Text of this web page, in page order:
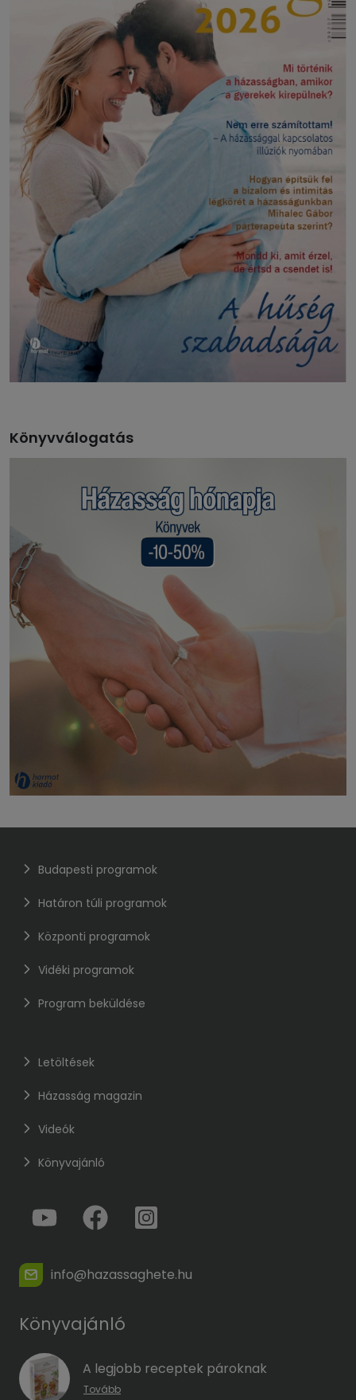
Könyvválogatás
Budapesti programok
Határon túli programok
Központi programok
Vidéki programok
Program beküldése
Letöltések
Házasság magazin
Videók
Könyvajánló
info@hazassaghete.hu
Könyvajánló
A legjobb receptek pároknak
Tovább